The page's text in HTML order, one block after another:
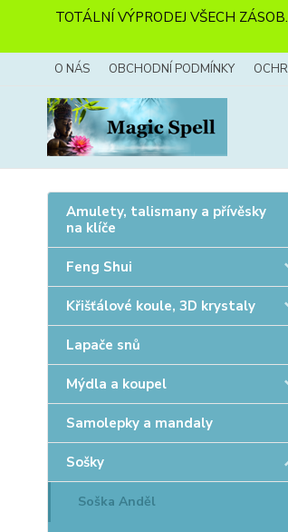
TOTÁLNÍ VÝPRODEJ VŠECH
O NÁS OBCHODNÍ PODMÍNKY
Amulety, talismany a přívěsky
na klíče
Feng Shui
Křišťálové koule, 3D krystaly
Lapače snů
Mýdla a koupel
Samolepky a mandaly
Sošky
Soška Anděl